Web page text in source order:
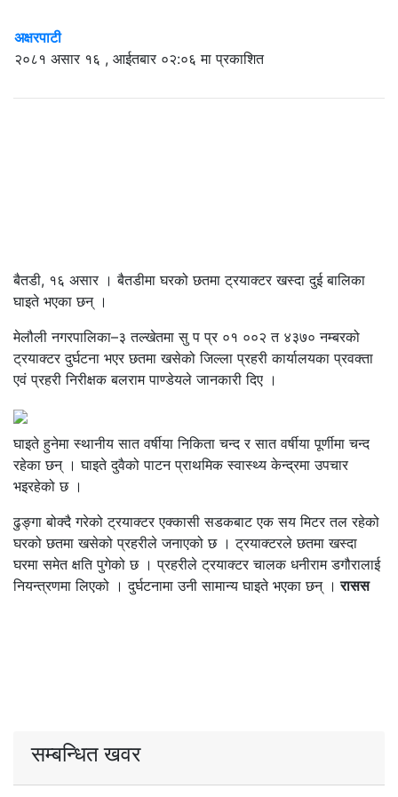
अक्षरपाटी
२०८१ असार १६ , आईतबार ०२:०६ मा प्रकाशित
बैतडी, १६ असार । बैतडीमा घरको छतमा ट्रयाक्टर खस्दा दुई बालिका
घाइते भएका छन् ।
मेलौली नगरपालिका–३ तल्खेतमा सु प प्र ०१ ००२ त ४३७० नम्बरको
ट्रयाक्टर दुर्घटना भएर छतमा खसेको जिल्ला प्रहरी कार्यालयका प्रवक्ता
एवं प्रहरी निरीक्षक बलराम पाण्डेयले जानकारी दिए ।
घाइते हुनेमा स्थानीय सात वर्षीया निकिता चन्द र सात वर्षीया पूर्णीमा चन्द
रहेका छन् । घाइते दुवैको पाटन प्राथमिक स्वास्थ्य केन्द्रमा उपचार
भइरहेको छ ।
ढुङ्गा बोक्दै गरेको ट्रयाक्टर एक्कासी सडकबाट एक सय मिटर तल रहेको
घरको छतमा खसेको प्रहरीले जनाएको छ । ट्रयाक्टरले छतमा खस्दा
घरमा समेत क्षति पुगेको छ । प्रहरीले ट्रयाक्टर चालक धनीराम डगौरालाई
नियन्त्रणमा लिएको । दुर्घटनामा उनी सामान्य घाइते भएका छन् । रासस
सम्बन्धित खवर